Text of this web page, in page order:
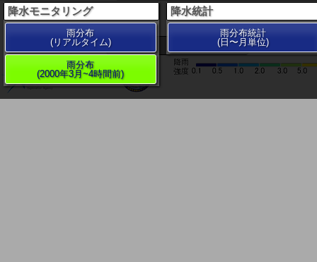
200 km
降水モニタリング
雨分布
(リアルタイム)
雨分布
(2000年3月~4時間前)
降水統計
雨分布統計
(日〜月単位)